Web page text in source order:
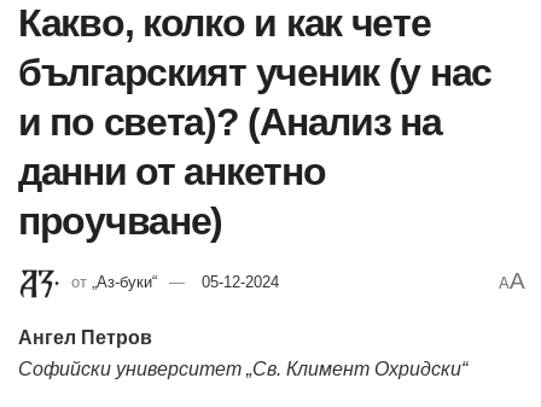
Какво, колко и как чете
българският ученик (у нас
и по света)? (Анализ на
данни от анкетно
проучване)
от „Аз-буки“ 05-12-2024 AA
Ангел Петров
Софийски университет „Св. Климент Охридски“